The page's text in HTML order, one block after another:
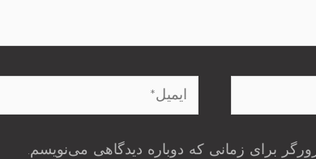
ایمیل*
برای زمانی که دوباره دیدگاهی می‌نویسم.